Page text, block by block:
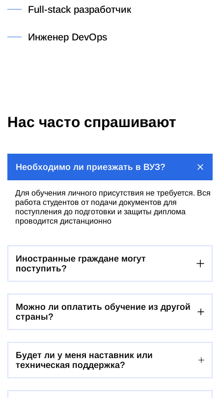
Full-stack разработчик
Инженер DevOps
Нас часто спрашивают
Необходимо ли приезжать в ВУЗ?
Для обучения личного присутствия не требуется. Вся
работа студентов от подачи документов для
поступления до подготовки и защиты диплома
проводится дистанционно
Иностранные граждане могут
поступить?
Можно ли оплатить обучение из другой
страны?
Будет ли у меня наставник или
техническая поддержка?